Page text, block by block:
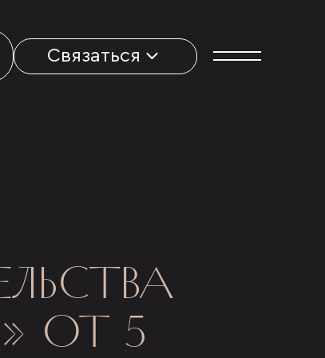
Связаться
ОТ 5